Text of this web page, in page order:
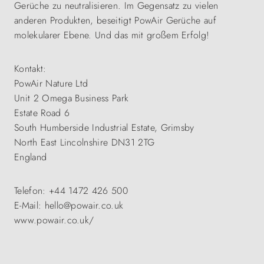
Gerüche zu neutralisieren. Im Gegensatz zu vielen
anderen Produkten, beseitigt PowAir Gerüche auf
molekularer Ebene. Und das mit großem Erfolg!
Kontakt:
PowAir Nature Ltd
Unit 2 Omega Business Park
Estate Road 6
South Humberside Industrial Estate, Grimsby
North East Lincolnshire DN31 2TG
England
Telefon: +44 1472 426 500
E-Mail: hello@powair.co.uk
www.powair.co.uk/